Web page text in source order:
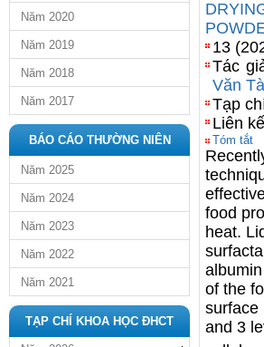
Năm 2020
Năm 2019
Năm 2018
Năm 2017
BÁO CÁO THƯỜNG NIÊN
Năm 2025
Năm 2024
Năm 2023
Năm 2022
Năm 2021
TẠP CHÍ KHOA HỌC ĐHCT
13
Tác
Văn
Tạp
Liên
Tóm tắt
food
heat.
of the
surface
and 3